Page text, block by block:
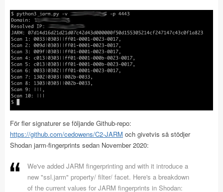
För fler signaturer se följande Github-repo:
https://github.com/cedowens/C2-JARM och givetvis så stödjer
Shodan jarm-fingerprints sedan November 2020:
We've added JARM fingerprinting and with it introduce a
new "ssl.jarm" property/ filter/ facet. Here's a breakdown
of the current values for JARM fingerprints in Shodan: